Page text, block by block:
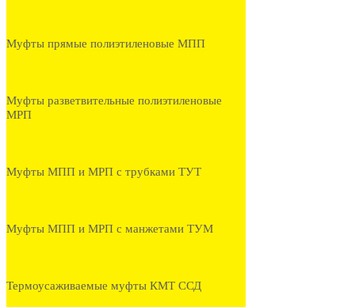
Муфты прямые полиэтиленовые МПП
Муфты разветвительные полиэтиленовые
МРП
Муфты МПП и МРП с трубками ТУТ
Муфты МПП и МРП с манжетами ТУМ
Термоусаживаемые муфты КМТ ССД